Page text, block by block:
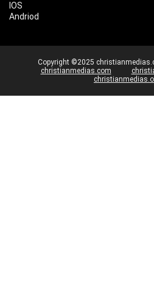
IOS
Andriod
Copyright ©2025
christianmedias.com